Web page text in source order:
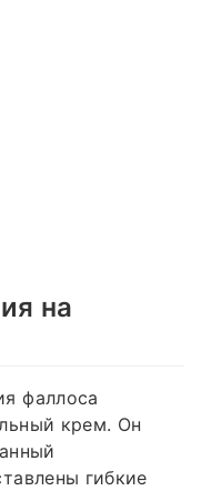
на
фаллоса
крем. Он
гибкие